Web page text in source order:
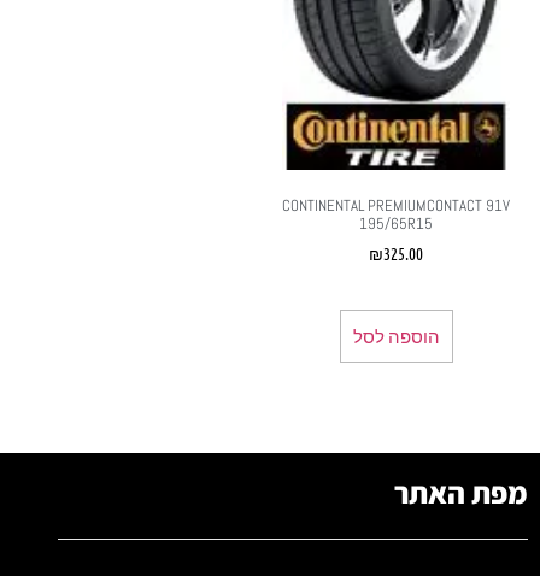
CONTINENTAL PREMIUMCONTACT 91V
195/65R15
₪325.00
הוספה לסל
מפת האתר